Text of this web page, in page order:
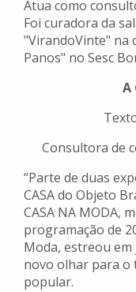
Atua como
Foi curadora da
"VirandoVinte" na
Panos" no Sesc
A
Consultora de
“Parte de duas
CASA do Objeto
CASA NA MODA,
programação de
Moda, estreou
novo olhar para o
popular.